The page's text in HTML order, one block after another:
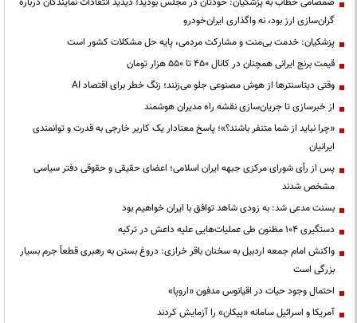
گران‌سازی ارز بود، نه واگذاری ایران‌خودرو
پزشکیان: خدمت بی‌منت و مشارکت مردمی، پایه حل مشکلات کشور است
قیمت‌ برنج ایرانی همچنان در کانال ۴۵۰ تا ۵۵۰ هزار تومان
وقتی دیتاسنترها از هوش مصنوعی جلو می‌زنند؛ زنگ خطر برای اقتصاد AI
از خبرسازی تا جریان‌سازی نقشه راه مدیران هوشمند
«چرا نباید از شما متنفر باشند؟»؛ پاسخ معنادار یک کاربر خارجی به قدرت و توانمندی
ایرانیان
پس از رأی شورای مرکزی جبهه ایران اسلامی؛ اعضای حقیقی و حقوقی دفتر سیاسی
مشخص شدند
بسنت مدعی شد: به زودی شاهد توافق با ایران خواهیم بود
دستگیری ۱۰۴ مظنون طی عملیات‌هایی علیه داعش در ترکیه
واکنش امام جمعه اردبیل به سخنان باقر خرازی: دروغ بستن به رهبری قطعاً جرم بسیار
بزرگی است
احتمال وجود حیات در اقیانوس مدفون «اروپا»
آمریکا و اسرائیل سامانه «پیکان» را آزمایش کردند